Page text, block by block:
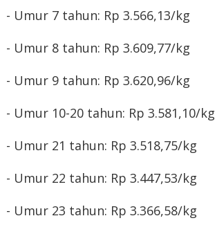
- Umur 7 tahun: Rp 3.566,13/kg
- Umur 8 tahun: Rp 3.609,77/kg
- Umur 9 tahun: Rp 3.620,96/kg
- Umur 10-20 tahun: Rp 3.581,10/kg
- Umur 21 tahun: Rp 3.518,75/kg
- Umur 22 tahun: Rp 3.447,53/kg
- Umur 23 tahun: Rp 3.366,58/kg